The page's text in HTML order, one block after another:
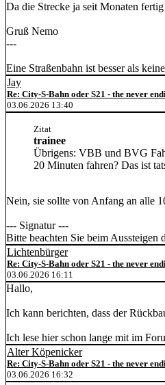
Da die Strecke ja seit Monaten
Gruß Nemo
---
Eine Straßenbahn ist besser als
Jay
Re: City-S-Bahn oder S21 - the never
03.06.2026 13:40
Zitat
trainee
Übrigens: VBB und BVG
20 Minuten fahren? Das ist
Nein, sie sollte von Anfang an alle
--- Signatur ---
Bitte beachten Sie beim
Lichtenbürger
Re: City-S-Bahn oder S21 - the never
03.06.2026 16:11
Hallo,
Ich kann berichten, dass der
Ich lese hier schon lange mit im
Alter Köpenicker
Re: City-S-Bahn oder S21 - the never
03.06.2026 16:32